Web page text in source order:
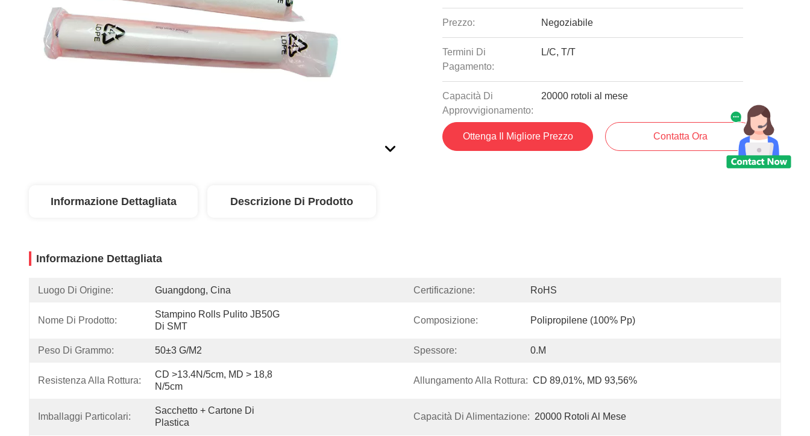
Prezzo: Negoziabile
Termini Di
Pagamento:
L/C, T/T
Capacità Di
Approvvigionamento:
20000 rotoli al mese
Ottenga Il Migliore Prezzo Contatta Ora
Informazione Dettagliata Descrizione Di Prodotto
Informazione Dettagliata
Luogo Di Origine: Guangdong, Cina Certificazione: RoHS
Nome Di Prodotto:
Stampino Rolls Pulito JB50G
Di SMT
Composizione: Polipropilene (100% Pp)
Peso Di Grammo: 50±3 G/m2 Spessore: 0.m
Resistenza Alla Rottura:
CD >13.4N/5cm, MD > 18,8
N/5cm
Allungamento Alla Rottura: CD 89,01%, MD 93,56%
Imballaggi Particolari:
Sacchetto + Cartone Di
Plastica
Capacità Di Alimentazione: 20000 Rotoli Al Mese